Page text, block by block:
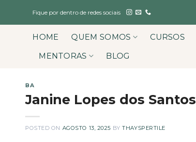
Fique por dentro de redes sociais
HOME QUEM SOMOS CURSOS
MENTORAS BLOG
BA
Janine Lopes dos Santos
POSTED ON AGOSTO 13, 2025 BYTHAYSPERTILE